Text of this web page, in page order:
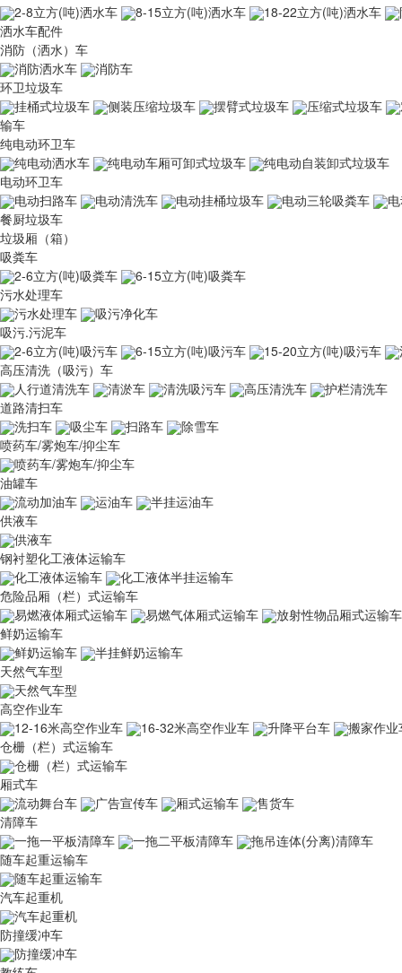
2-8立方(吨)洒水车
8-15立方(吨)洒水车 18-22立方(吨)洒水车
洒水车配件
消防（洒水）车
消防洒水车
消防车
环卫垃圾车
挂桶式垃圾车
侧装压缩垃圾车 摆臂式垃圾车 压缩式垃圾车
输车
纯电动环卫车
纯电动洒水车
纯电动车厢可卸式垃圾车
纯电动自装卸式垃圾车
电动环卫车
电动扫路车
电动清洗车 电动挂桶垃圾车 电动三轮吸粪车
餐厨垃圾车
垃圾厢（箱）
吸粪车
2-6立方(吨)吸粪车
6-15立方(吨)吸粪车
污水处理车
污水处理车
吸污净化车
吸污.污泥车
2-6立方(吨)吸污车
6-15立方(吨)吸污车 15-20立方(吨)吸污车
高压清洗（吸污）车
人行道清洗车
清淤车 清洗吸污车 高压清洗车
护栏清洗车
道路清扫车
洗扫车
吸尘车 扫路车
除雪车
喷药车/雾炮车/抑尘车
喷药车/雾炮车/抑尘车
油罐车
流动加油车
运油车
半挂运油车
供液车
供液车
钢衬塑化工液体运输车
化工液体运输车
化工液体半挂运输车
危险品厢（栏）式运输车
易燃液体厢式运输车
易燃气体厢式运输车
放射性物品厢式运输车
鲜奶运输车
鲜奶运输车
半挂鲜奶运输车
天然气车型
天然气车型
高空作业车
12-16米高空作业车
16-32米高空作业车 升降平台车
搬家作业
仓栅（栏）式运输车
仓栅（栏）式运输车
厢式车
流动舞台车
广告宣传车 厢式运输车
售货车
清障车
一拖一平板清障车
一拖二平板清障车
拖吊连体(分离)清障车
随车起重运输车
随车起重运输车
汽车起重机
汽车起重机
防撞缓冲车
防撞缓冲车